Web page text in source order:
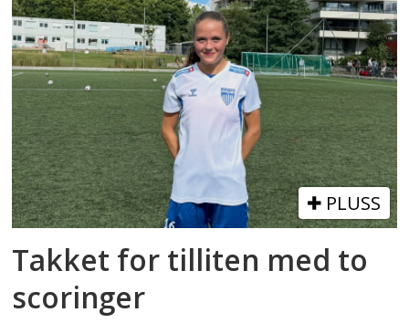
PLUSS
Takket for tilliten med to
scoringer